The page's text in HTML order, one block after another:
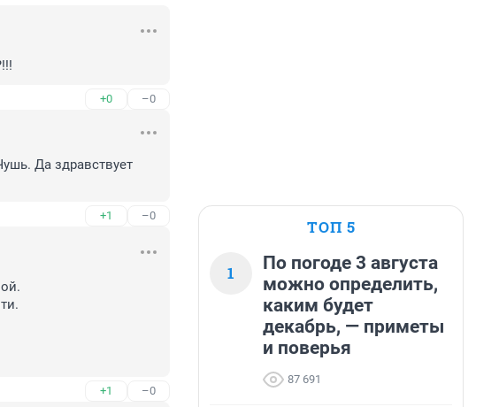
+0 –0
Да здравствует
+1 –0
+1 –0
ТОП 5
1
По погоде 3 августа
можно определить,
каким будет
декабрь, — приметы
и поверья
87 691